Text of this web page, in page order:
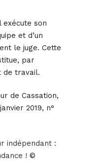
exécute son
et d’un
le juge. Cette
par
de travail.
de Cassation,
2019, n°
indépendant :
! ©